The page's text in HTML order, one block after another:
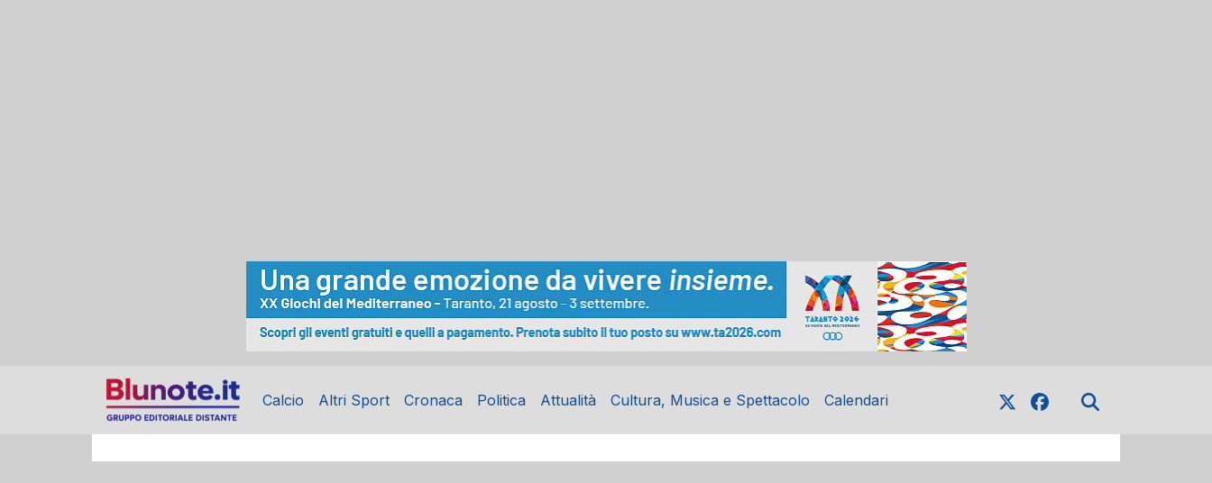
Calcio Altri Sport Cronaca Politica Attualità Cultura, Musica e Spettacolo Calendari